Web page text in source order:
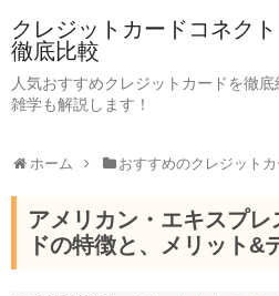
クレジットカードコネク
徹底比較
人気おすすめクレジットカードを徹
雑学も解説します！
ホーム おすすめのクレジットカ
アメリカン・エキスプ
ドの特徴と、メリット&